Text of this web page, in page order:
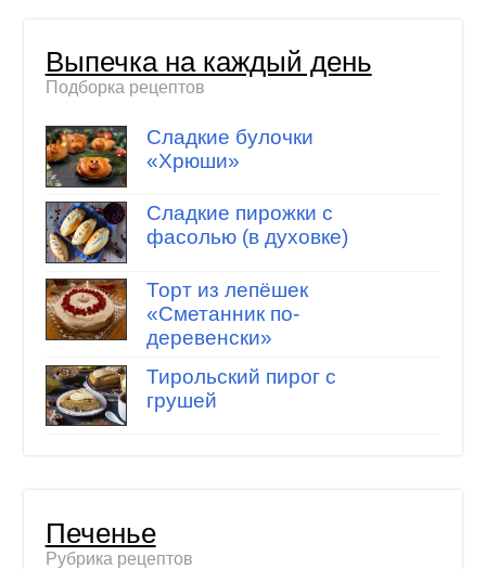
Выпечка на каждый день
Подборка рецептов
Сладкие булочки
«Хрюши»
Сладкие пирожки с
фасолью (в духовке)
Торт из лепёшек
«Сметанник по-
деревенски»
Тирольский пирог с
грушей
Печенье
Рубрика рецептов